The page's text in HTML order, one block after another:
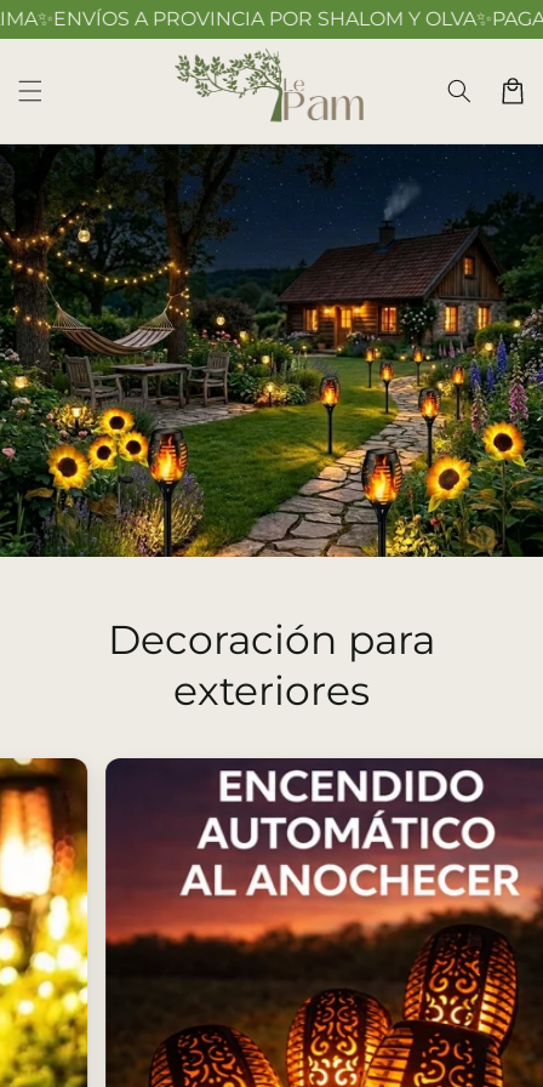
ENVÍOS A PROVINCIA POR SHALOM Y OLVA✨PAGA
Carrito
Decoración para
exteriores